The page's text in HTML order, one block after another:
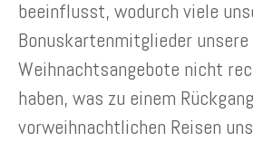
beeinflusst, wodurch viele
Bonuskartenmitglieder
Weihnachtsangebote nicht
haben, was zu einem
vorweihnachtlichen Reisen